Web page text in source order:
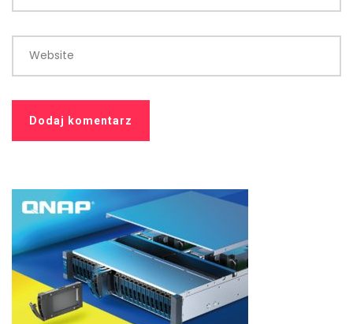
Website